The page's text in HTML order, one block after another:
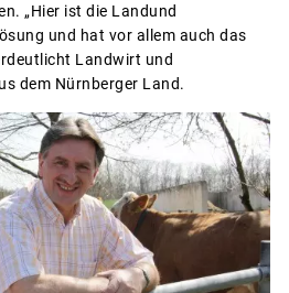
„Hier ist die Landund
und hat vor allem auch das
Landwirt und
dem Nürnberger Land.